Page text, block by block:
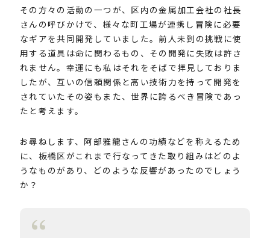
その方々の活動の一つが、区内の金属加工会社の社長
さんの呼びかけで、様々な町工場が連携し冒険に必要
なギアを共同開発していました。前人未到の挑戦に使
用する道具は命に関わるもの、その開発に失敗は許さ
れません。幸運にも私はそれをそばで拝見しておりま
したが、互いの信頼関係と高い技術力を持って開発を
されていたその姿もまた、世界に誇るべき冒険であっ
たと考えます。
お尋ねします、阿部雅龍さんの功績などを称えるため
に、板橋区がこれまで行なってきた取り組みはどのよ
うなものがあり、どのような反響があったのでしょう
か？